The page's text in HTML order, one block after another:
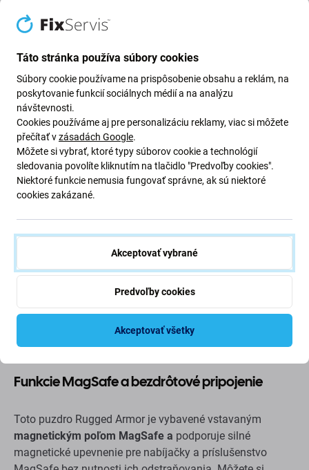
Popis a špecifikácia Doprava a vrátenie
Puzdro Spigen Rugged Armor s
MagSafe pre iPhone 17 Pro, matné
čierne
Puzdro Spigen Rugged Armor s MagSafeposkytuje
odolnú ochranu a moderné funkcie pre váš
. Je navrhnuté s viacvrstvovou konštrukciou z
PC + TPU +
nárazovej peny
pri pádoch. Puzdro sa vyznačuje prémiovým vzhľadom
textúry z uhlíkových vlákien, vystuženými rohmi s
technológiou vzduchového vankúšaa
rámikmina ochranu obrazovky a fotoaparátu.
Funkcie MagSafe a bezdrôtové pripojenie
Toto puzdro Rugged Armor je vybavené vstavaným
magnetickým poľom MagSafe a podporuje silné
magnetické upevnenie pre nabíjačky a príslušenstvo
Táto stránka používa súbory cookies
Súbory cookie používame na prispôsobenie obsahu a reklám, na
poskytovanie funkcií sociálnych médií a na analýzu
návštevnosti.
Cookies používáme aj pre personalizáciu reklamy, viac si môžete
přečítať vzásadách Google.
Môžete si vybrať, ktoré typy súborov cookie a technológií
sledovania povolíte kliknutím na tlačidlo "Predvoľby cookies".
Niektoré funkcie nemusia fungovať správne, ak sú niektoré
cookies zakázané.
Akceptovať vybrané
Predvoľby cookies
Akceptovať všetky